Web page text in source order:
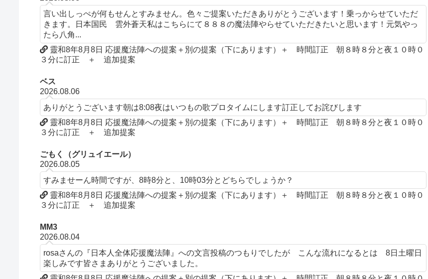
言い出しっぺが何もせんとすみません。色々ご提案いただきありがとうございます！乗っからせていただ
きます。日本国民 雲外蒼天私はこちらにて８８８の魔法陣やらせていただきたいと思います！元気やっ
たら八角...
靈和8年8月8日 応援魔法陣への提案＋別の提案（下にあります）＋ 時間訂正 朝８時８分と夜１０時０
３分に訂正 ＋ 追加提案
ベス
2026.08.06
ありがとうございます朝は8:08夜はいつもの歌プロタイムにします訂正してお詫びします
靈和8年8月8日 応援魔法陣への提案＋別の提案（下にあります）＋ 時間訂正 朝８時８分と夜１０時０
３分に訂正 ＋ 追加提案
ごもく（グリュイエール）
2026.08.05
すみませーん時間ですが、8時8分と、10時03分とどちらでしょうか？
靈和8年8月8日 応援魔法陣への提案＋別の提案（下にあります）＋ 時間訂正 朝８時８分と夜１０時０
３分に訂正 ＋ 追加提案
MM3
2026.08.04
rosaさんの『日本人全体応援魔法陣』への文言投稿のつもりでしたが こんな流れになるとは 8日土曜日
楽しみです皆さまありがとうございました。